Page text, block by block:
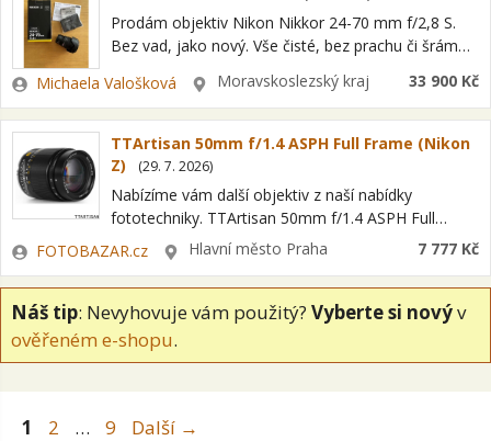
Prodám objektiv Nikon Nikkor 24-70 mm f/2,8 S.
Bez vad, jako nový. Vše čisté, bez prachu či šrámů.
bez něj, ale můžu…
Zadavatel
Michaela Valošková LokalitaMoravskoslezský kraj 33 900 Kč
TTArtisan 50mm f/1.4 ASPH Full Frame (Nikon
Z)
(29. 7. 2026)
Nabízíme vám další objektiv z naší nabídky
fototechniky. TTArtisan 50mm f/1.4 ASPH Full
Frame (Nikon Z) Jedná se o položku OPEN BOX =
nový kus s plnou zárukou…
Zadavatel
FOTOBAZAR.cz LokalitaHlavní město Praha 7 777 Kč
Náš tip: Nevyhovuje vám použitý? Vyberte si novýv
ověřeném e-shopu.
Stránka
1 Stránka
2 … Stránka
9 Další →